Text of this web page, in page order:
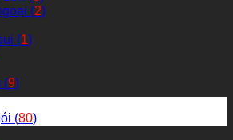
(2)
(1)
(9)
(80)